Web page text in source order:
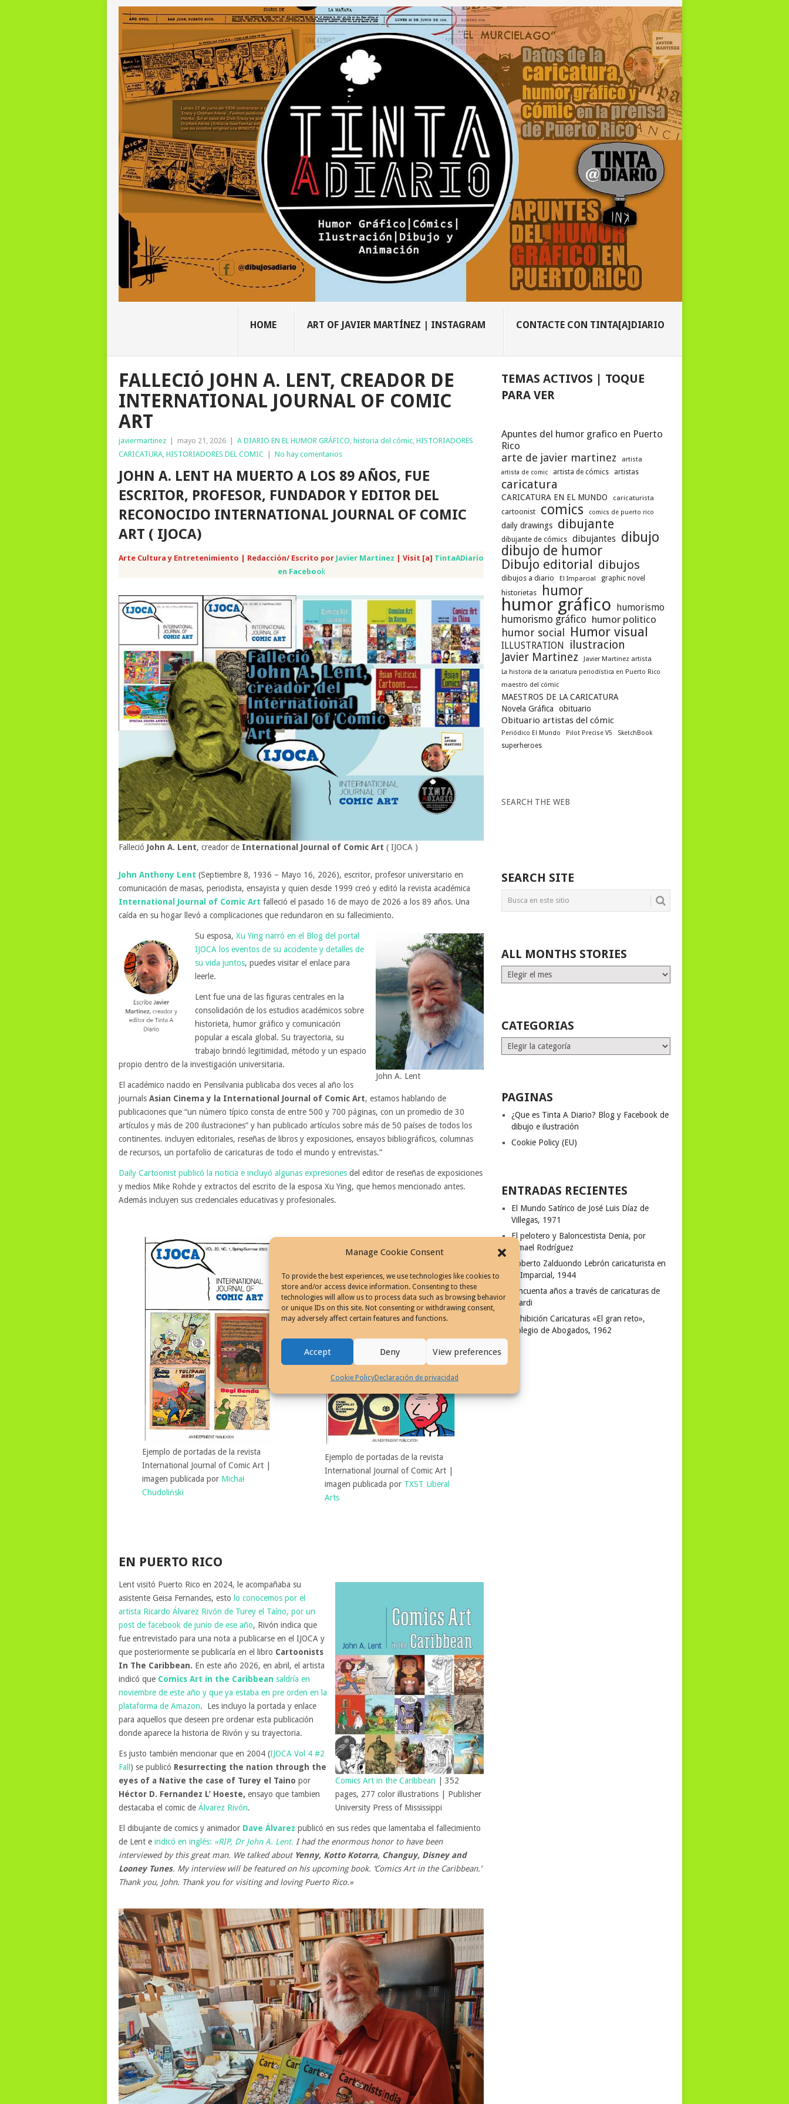
Manage Cookie Consent
To provide the best experiences, we use technologies like cookies to
store and/or access device information. Consenting to these
technologies will allow us to process data such as browsing behavior
or unique IDs on this site. Not consenting or withdrawing consent,
may adversely affect certain features and functions.
Accept Deny View preferences
Cookie PolicyDeclaración de privacidad
HOME ART OF JAVIER MARTÍNEZ | INSTAGRAM CONTACTE CON TINTA[A]DIARIO
FALLECIÓ JOHN A. LENT, CREADOR DE
INTERNATIONAL JOURNAL OF COMIC
ART
javiermartinez | mayo 21, 2026 | A DIARIO EN EL HUMOR GRÁFICO historia del cómic HISTORIADORES
CARICATURA HISTORIADORES DEL COMIC | No hay comentarios
JOHN A. LENT HA MUERTO A LOS 89 AÑOS, FUE
ESCRITOR, PROFESOR, FUNDADOR Y EDITOR DEL
RECONOCIDO INTERNATIONAL JOURNAL OF COMIC
ART ( IJOCA)
Arte Cultura y Entretenimiento | Redacción/ Escrito por Javier Martínez | Visit [a] TintaADiario
en Facebook
Falleció John A. Lent, creador de International Journal of Comic Art ( IJOCA )
John Anthony Lent (Septiembre 8, 1936 – Mayo 16, 2026), escritor, profesor universitario en
comunicación de masas, periodista, ensayista y quien desde 1999 creó y editó la revista académica
International Journal of Comic Art falleció el pasado 16 de mayo de 2026 a los 89 años. Una
caída en su hogar llevó a complicaciones que redundaron en su fallecimiento.
John A. Lent
Su esposa, Xu Ying narró en el Blog del portal
IJOCA los eventos de su accidente y detalles de
su vida juntos, puedes visitar el enlace para
leerle.
Lent fue una de las figuras centrales en la
consolidación de los estudios académicos sobre
historieta, humor gráfico y comunicación
popular a escala global. Su trayectoria, su
trabajo brindó legitimidad, método y un espacio
propio dentro de la investigación universitaria.
El académico nacido en Pensilvania publicaba dos veces al año los
journals Asian Cinema y la International Journal of Comic Art, estamos hablando de
publicaciones que “un número típico consta de entre 500 y 700 páginas, con un promedio de 30
artículos y más de 200 ilustraciones” y han publicado artículos sobre más de 50 países de todos los
continentes. incluyen editoriales, reseñas de libros y exposiciones, ensayos bibliográficos, columnas
de recursos, un portafolio de caricaturas de todo el mundo y entrevistas.”
Daily Cartoonist publicó la noticia e incluyó algunas expresiones del editor de reseñas de exposiciones
y medios Mike Rohde y extractos del escrito de la esposa Xu Ying, que hemos mencionado antes.
Además incluyen sus credenciales educativas y profesionales.
Ejemplo de portadas de la revista
International Journal of Comic Art |
imagen publicada por Michał
Chudoliński
Ejemplo de portadas de la revista
International Journal of Comic Art |
imagen publicada por TXST Liberal
Arts
EN PUERTO RICO
Comics Art in the Caribbean | 352
pages, 277 color illustrations | Publisher
University Press of Mississippi
Lent visitó Puerto Rico en 2024, le acompañaba su
asistente Geisa Fernandes, esto lo conocemos por el
artista Ricardo Álvarez Rivón de Turey el Taíno, por un
post de facebook de junio de ese año, Rivón indica que
fue entrevistado para una nota a publicarse en el IJOCA y
que posteriormente se publicaría en el libro Cartoonists
In The Caribbean. En este año 2026, en abril, el artista
indicó que Comics Art in the Caribbean saldría en
noviembre de este año y que ya estaba en pre orden en la
plataforma de Amazon. Les incluyo la portada y enlace
para aquellos que deseen pre ordenar esta publicación
donde aparece la historia de Rivón y su trayectoria.
Es justo también mencionar que en 2004 (IJOCA Vol 4 #2
Fall ) se publicó Resurrecting the nation through the
eyes of a Native the case of Turey el Taino por
Héctor D. Fernandez L’ Hoeste, ensayo que tambien
destacaba el comic de Álvarez Rivón.
El dibujante de comics y animador Dave Álvarez publicó en sus redes que lamentaba el fallecimiento
de Lent e indicó en inglés: «RIP, Dr John A. Lent. I had the enormous honor to have been
interviewed by this great man. We talked about Yenny, Kotto Kotorra, Changuy, Disney and
Looney Tunes. My interview will be featured on his upcoming book. ‘Comics Art in the Caribbean.’
Thank you, John. Thank you for visiting and loving Puerto Rico.»
TEMAS ACTIVOS | TOQUE
PARA VER
Apuntes del humor grafico en Puerto
Rico
arte de javier martinez
artista
artista de comic
artista de cómics artistas
caricatura
CARICATURA EN EL MUNDO caricaturista
cartoonist comics comics de puerto rico
daily drawings dibujante
dibujante de cómics dibujantes dibujo
dibujo de humor
Dibujo editorial dibujos
dibujos a diario El Imparcial graphic novel
historietas humor
humor gráfico humorismo
humorismo gráfico humor politico
humor social Humor visual
ILLUSTRATION
ilustracion
Javier Martinez
Javier Martinez artista
La historia de la caricatura periodística en Puerto Rico
maestro del cómic
MAESTROS DE LA CARICATURA
Novela Gráfica
obituario
Obituario artistas del cómic
Periódico El Mundo Pilot Precise V5 SketchBook
superheroes
SEARCH THE WEB
SEARCH SITE
ALL MONTHS STORIES
ALL
MONTHS
CATEGORIAS
Categorias
PAGINAS
¿Que es Tinta A Diario? Blog y Facebook de
dibujo e ilustración
Cookie Policy (EU)
ENTRADAS RECIENTES
El Mundo Satírico de José Luis Díaz de
Villegas, 1971
El pelotero y Baloncestista Denia, por
Ismael Rodríguez
Roberto Zalduondo Lebrón caricaturista en
El Imparcial, 1944
Cincuenta años a través de caricaturas de
Filardi
Exhibición Caricaturas «El gran reto»,
Colegio de Abogados, 1962